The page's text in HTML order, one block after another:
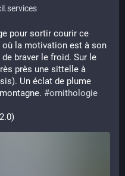
pour sortir courir ce
où la motivation est à son
braver le froid. Sur le
près une sittelle à
Un éclat de plume
#ornithologie